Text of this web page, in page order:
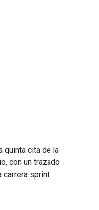
quinta cita de la
con un trazado
carrera sprint